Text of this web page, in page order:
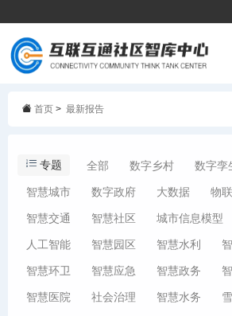
首页 > 最新报告
专题 全部 数字乡村 数字孪
智慧城市 数字政府 大数据 物
智慧交通 智慧社区 城市信息模型
人工智能 智慧园区 智慧水利
智慧环卫 智慧应急 智慧政务
智慧医院 社会治理 智慧水务